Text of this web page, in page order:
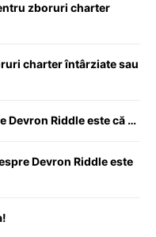
zboruri charter
charter întârziate sau
Devron Riddle este că …
Devron Riddle este